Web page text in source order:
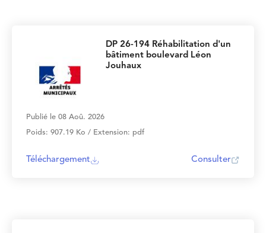
DP 26-194 Réhabilitation d'un
bâtiment boulevard Léon
Jouhaux
Publié le 08 Aoû. 2026
Poids: 907.19 Ko / Extension: pdf
Téléchargement Consulter